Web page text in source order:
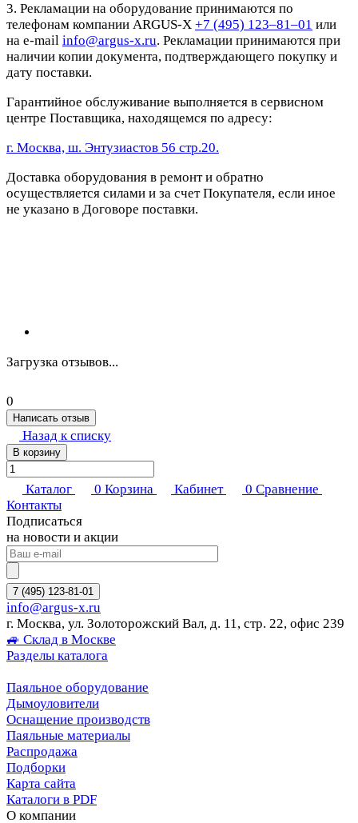
3. Рекламации на оборудование принимаются по
телефонам компании ARGUS-X +7 (495) 123–81–01 или
на e-mail info@argus-x.ru. Рекламации принимаются при
наличии копии документа, подтверждающего покупку и
дату поставки.
Гарантийное обслуживание выполняется в сервисном
центре Поставщика, находящемся по адресу:
г. Москва, ш. Энтузиастов 56 стр.20.
Доставка оборудования в ремонт и обратно
осуществляется силами и за счет Покупателя, если иное
не указано в Договоре поставки.
Загрузка отзывов...
0
Написать отзыв
Назад к списку
В корзину
Каталог 0 Корзина Кабинет 0 Сравнение
Контакты
Подписаться
на новости и акции
7 (495) 123-81-01
info@argus-x.ru
г. Москва, ул. Золоторожский Вал, д. 11, стр. 22, офис 239
🚙 Склад в Москве
Разделы каталога
Паяльное оборудование
Дымоуловители
Оснащение производств
Паяльные материалы
Распродажа
Подборки
Карта сайта
Каталоги в PDF
О компании